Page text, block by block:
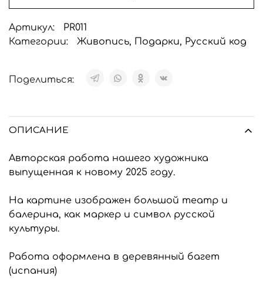
Артикул:
PR011
Категории:
Живопись, Подарки, Русский код
Поделиться:
ОПИСАНИЕ
Авторская работа нашего художника
выпущенная к новому 2025 году.
На картине изображен большой театр и
балерина, как маркер и символ русской
культуры.
Работа оформлена в деревянный багет
(испания)